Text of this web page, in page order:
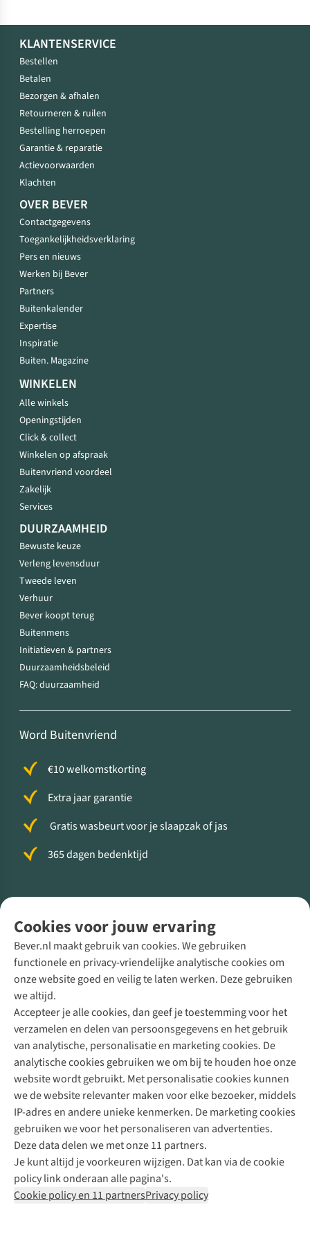
Cookies voor jouw ervaring
Bever.nl maakt gebruik van cookies. We gebruiken
functionele en privacy-vriendelijke analytische cookies om
onze website goed en veilig te laten werken. Deze gebruiken
we altijd.
Accepteer je alle cookies, dan geef je toestemming voor het
verzamelen en delen van persoonsgegevens en het gebruik
van analytische, personalisatie en marketing cookies. De
analytische cookies gebruiken we om bij te houden hoe onze
website wordt gebruikt. Met personalisatie cookies kunnen
we de website relevanter maken voor elke bezoeker, middels
IP-adres en andere unieke kenmerken. De marketing cookies
gebruiken we voor het personaliseren van advertenties.
Deze data delen we met onze 11 partners.
Je kunt altijd je voorkeuren wijzigen. Dat kan via de cookie
policy link onderaan alle pagina's.
Cookie policy en 11 partnersPrivacy policy
KLANTENSERVICE
Bestellen
Betalen
Bezorgen & afhalen
Retourneren & ruilen
Bestelling herroepen
Garantie & reparatie
Actievoorwaarden
Klachten
OVER BEVER
Contactgegevens
Toegankelijkheidsverklaring
Pers en nieuws
Werken bij Bever
Partners
Buitenkalender
Expertise
Inspiratie
Buiten. Magazine
WINKELEN
Alle winkels
Openingstijden
Click & collect
Winkelen op afspraak
Buitenvriend voordeel
Zakelijk
Services
DUURZAAMHEID
Bewuste keuze
Verleng levensduur
Tweede leven
Verhuur
Bever koopt terug
Buitenmens
Initiatieven & partners
Duurzaamheidsbeleid
FAQ: duurzaamheid
Word Buitenvriend
€10 welkomstkorting
Extra jaar garantie
Gratis wasbeurt voor je slaapzak of jas
365 dagen bedenktijd
Direct advies van een Buitenexpert
+31 (0)85 888 50 88
+31 6 12 28 49 80
Contactformulier